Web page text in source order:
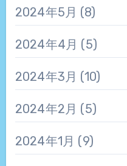
2024年5月 (8)
2024年4月 (5)
2024年3月 (10)
2024年2月 (5)
2024年1月 (9)